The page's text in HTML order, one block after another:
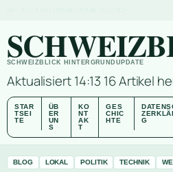
SCHWEIZBLICK HINTERGRUNDUPDATE
Aktualisiert 14:13 16 Artikel
STAR
TSEI
TE
ÜB
ER
UN
S
KO
NT
AK
T
GES
CHIC
HTE
G
BLOG LOKAL POLITIK TECHNIK